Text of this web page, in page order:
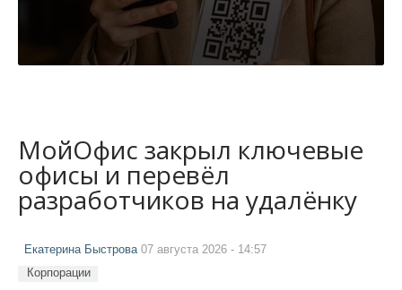
МойОфис закрыл ключевые
офисы и перевёл
разработчиков на удалёнку
Екатерина Быстрова 07 августа 2026 - 14:57
Корпорации